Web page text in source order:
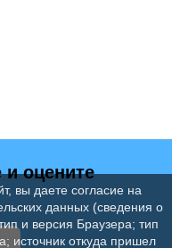
оцените
вы даете согласие на
данных (сведения о
и версия Браузера; тип
источник откуда пришел